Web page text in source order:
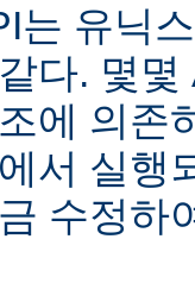
는 유닉
다. 몇
에 의존
서 실행
수정하